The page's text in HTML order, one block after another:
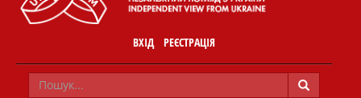
ВХІД РЕЄСТРАЦІЯ